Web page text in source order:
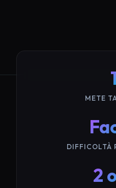
1
METE
DIFFICOLTÀ
2